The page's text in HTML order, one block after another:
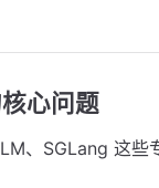
心问题
、SGLang 这